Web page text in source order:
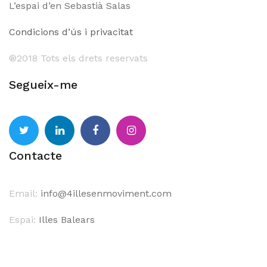
Contacte
PROUDLY POWERED BY WORDPRESS
ATHEMES.